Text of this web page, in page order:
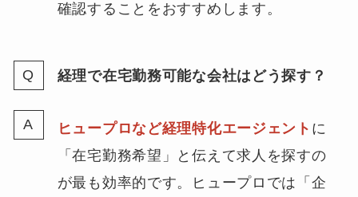
確認することをおすすめします。
経理で在宅勤務可能な会社はどう探す？
ヒュープロなど経理特化エージェント に
「在宅勤務希望」と伝えて求人を探すの
が最も効率的です。ヒュープロでは「企